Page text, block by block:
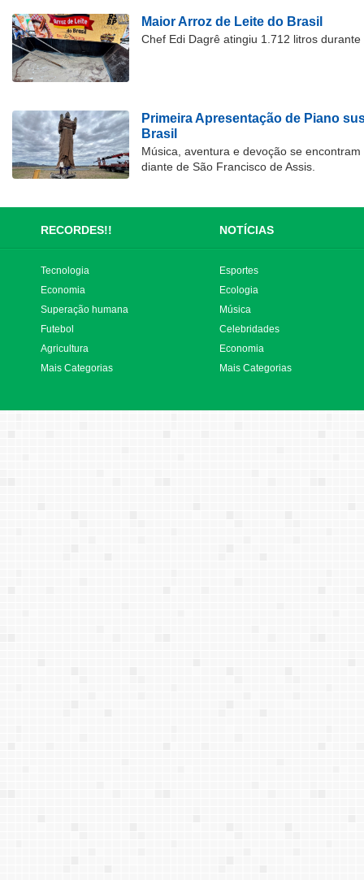
Maior Arroz de Leite do Brasil
Chef Edi Dagrê atingiu 1.712 litros
Primeira Apresentação de Piano
Brasil
Música, aventura e devoção se
diante de São Francisco de Assis.
RECORDES!! NOTÍCIAS
Tecnologia
Economia
Superação humana
Futebol
Agricultura
Mais Categorias
Esportes
Ecologia
Música
Celebridades
Economia
Mais Categorias